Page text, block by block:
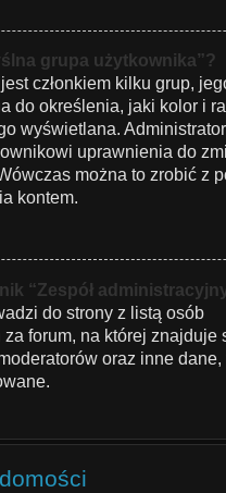
grupa użytkownika”?
członkiem kilku grup,
do określenia, jaki kolor i
wyświetlana.
uprawnienia do
można to zrobić z
kontem.
“Zespół
do strony z listą osób
forum, na której znajduje
oraz inne dane,